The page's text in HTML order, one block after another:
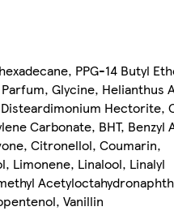
PPG-14 Butyl
Glycine, Helianthus
Disteardimonium Hectorite,
Carbonate, BHT, Benzyl
Citronellol, Coumarin,
Limonene, Linalool, Linalyl
Vanillin